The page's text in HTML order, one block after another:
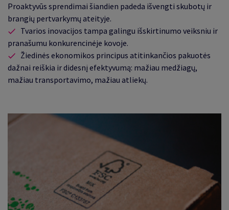
Proaktyvūs sprendimai šiandien padeda išvengti skubotų ir
brangių pertvarkymų ateityje.
Tvarios inovacijos tampa galingu išskirtinumo veiksniu ir
pranašumu konkurencinėje kovoje.
Žiedinės ekonomikos principus atitinkančios pakuotės
dažnai reiškia ir didesnį efektyvumą: mažiau medžiagų,
mažiau transportavimo, mažiau atliekų.